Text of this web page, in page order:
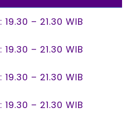
: 19.30 – 21.30 WIB
: 19.30 – 21.30 WIB
: 19.30 – 21.30 WIB
: 19.30 – 21.30 WIB